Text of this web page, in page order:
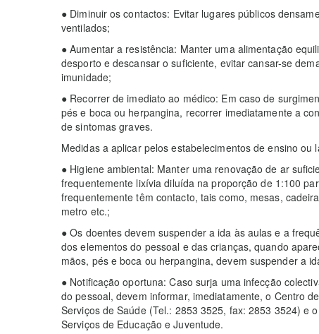
● Diminuir os contactos: Evitar lugares públicos
ventilados;
● Aumentar a resistência: Manter uma alimentação
desporto e descansar o suficiente, evitar cansar-se
imunidade;
● Recorrer de imediato ao médico: Em caso de
pés e boca ou herpangina, recorrer imediatamente a
de sintomas graves.
Medidas a aplicar pelos estabelecimentos de ensino ou
● Higiene ambiental: Manter uma renovação de ar
frequentemente lixívia diluída na proporção de 1:100
frequentemente têm contacto, tais como, mesas,
metro etc.;
● Os doentes devem suspender a ida às aulas e a
dos elementos do pessoal e das crianças, quando
mãos, pés e boca ou herpangina, devem suspender a
● Notificação oportuna: Caso surja uma infecção
do pessoal, devem informar, imediatamente, o Centro
Serviços de Saúde (Tel.: 2853 3525, fax: 2853 3524) e
Serviços de Educação e Juventude.